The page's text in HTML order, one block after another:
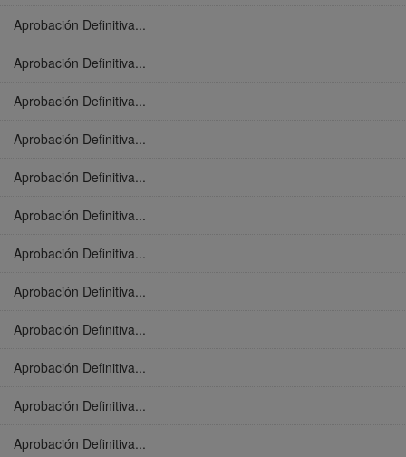
Aprobación Definitiva...
Aprobación Definitiva...
Aprobación Definitiva...
Aprobación Definitiva...
Aprobación Definitiva...
Aprobación Definitiva...
Aprobación Definitiva...
Aprobación Definitiva...
Aprobación Definitiva...
Aprobación Definitiva...
Aprobación Definitiva...
Aprobación Definitiva...